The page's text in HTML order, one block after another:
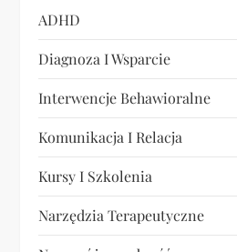
ADHD
Diagnoza I Wsparcie
Interwencje Behawioralne
Komunikacja I Relacja
Kursy I Szkolenia
Narzędzia Terapeutyczne